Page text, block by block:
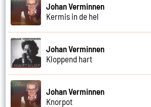
Johan Verminnen
Kermis in de hel
Johan Verminnen
Kloppend hart
Johan Verminnen
Knorpot